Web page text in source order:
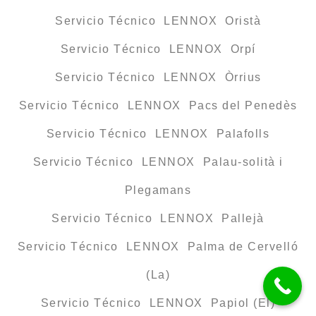
Servicio Técnico LENNOX Oristà
Servicio Técnico LENNOX Orpí
Servicio Técnico LENNOX Òrrius
Servicio Técnico LENNOX Pacs del Penedès
Servicio Técnico LENNOX Palafolls
Servicio Técnico LENNOX Palau-solità i
Plegamans
Servicio Técnico LENNOX Pallejà
Servicio Técnico LENNOX Palma de Cervelló
(La)
Servicio Técnico LENNOX Papiol (El)